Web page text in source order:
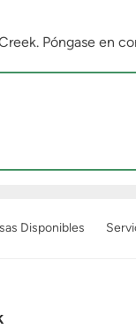
Póngase en
Disponibles